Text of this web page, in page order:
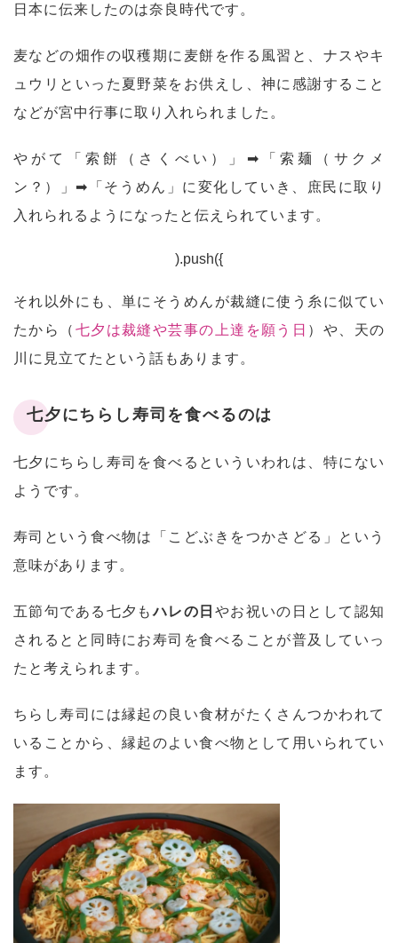
日本に伝来したのは奈良時代です。
麦などの畑作の収穫期に麦餅を作る風習と、ナスやキ
ュウリといった夏野菜をお供えし、神に感謝すること
などが宮中行事に取り入れられました。
やがて「索餅（さくべい）」➡「索麺（サクメ
ン？）」➡「そうめん」に変化していき、庶民に取り
入れられるようになったと伝えられています。
).push({
それ以外にも、単にそうめんが裁縫に使う糸に似てい
たから（ 七夕は裁縫や芸事の上達を願う日 ）や、天の
川に見立てたという話もあります。
七夕にちらし寿司を食べるのは
七夕にちらし寿司を食べるといういわれは、特にない
ようです。
寿司という食べ物は「こどぶきをつかさどる」という
意味があります。
五節句である七夕もハレの日 やお祝いの日として認知
されるとと同時にお寿司を食べることが普及していっ
たと考えられます。
ちらし寿司には縁起の良い食材がたくさんつかわれて
いることから、縁起のよい食べ物として用いられてい
ます。